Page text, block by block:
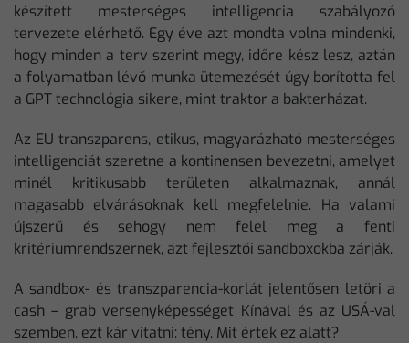
készített mesterséges intelligencia szabályozó
tervezete elérhető. Egy éve azt mondta volna mindenki,
hogy minden a terv szerint megy, időre kész lesz, aztán
a folyamatban lévő munka ütemezését úgy borította fel
a GPT technológia sikere, mint traktor a bakterházat.
Az EU transzparens, etikus, magyarázható mesterséges
intelligenciát szeretne a kontinensen bevezetni, amelyet
minél kritikusabb területen alkalmaznak, annál
magasabb elvárásoknak kell megfelelnie. Ha valami
újszerű és sehogy nem felel meg a fenti
kritériumrendszernek, azt fejlesztői sandboxokba zárják.
A sandbox- és transzparencia-korlát jelentősen letöri a
cash – grab versenyképességet Kínával és az USÁ-val
szemben, ezt kár vitatni: tény. Mit értek ez alatt?